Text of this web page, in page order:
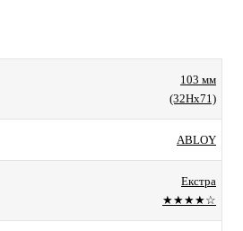
103 мм
(32Hx71)
ABLOY
Екстра
★★★★☆